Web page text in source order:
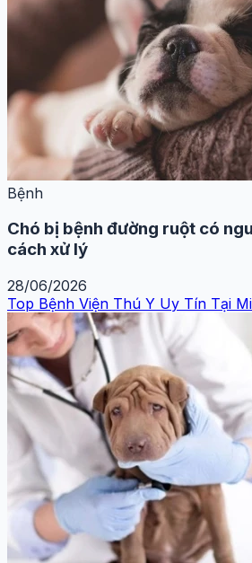
Bệnh
Chó bị bệnh đường ruột có
cách xử lý
28/06/2026
Top Bệnh Viện Thú Y Uy Tín Tại